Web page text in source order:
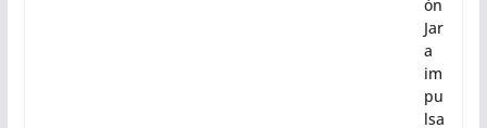
ón
Jar
a
im
pu
lsa